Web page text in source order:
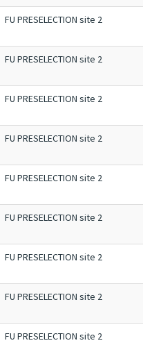
FU PRESELECTION site 2
FU PRESELECTION site 2
FU PRESELECTION site 2
FU PRESELECTION site 2
FU PRESELECTION site 2
FU PRESELECTION site 2
FU PRESELECTION site 2
FU PRESELECTION site 2
FU PRESELECTION site 2